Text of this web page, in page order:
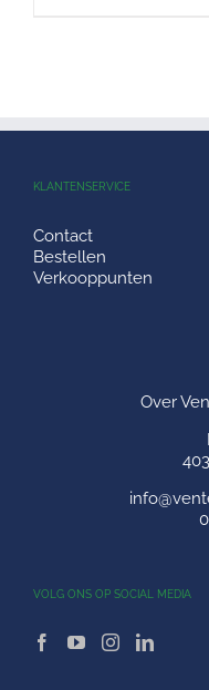
KLANTENSERVICE
Contact
Bestellen
Verkooppunten
Over
VOLG ONS OP SOCIAL MEDIA